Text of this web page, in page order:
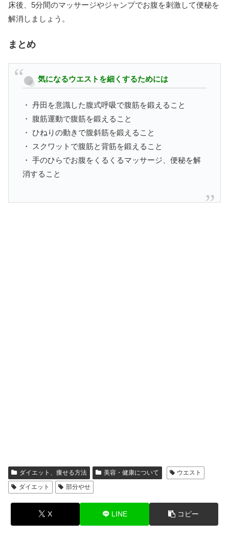
床後、5分間のマッサージやジャンプでお腹を刺激して便秘を
解消しましょう。
まとめ
気になるウエストを細くするためには
・ 丹田を意識した腹式呼吸で腹筋を鍛えること
・ 腹筋運動で腹筋を鍛えること
・ ひねりの動きで腹斜筋を鍛えること
・ スクワットで腹筋と背筋を鍛えること
・ 手のひらでお腹をくるくるマッサージ、便秘を解
消すること
ダイエット、痩せる方法 美容・健康について
ウエスト
ダイエット
部分やせ
X LINE コピー